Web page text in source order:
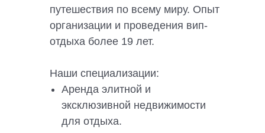
путешествия по всему миру. Опыт
организации и проведения вип-
отдыха более 19 лет.
Наши специализации:
Аренда элитной и
эксклюзивной недвижимости
для отдыха.